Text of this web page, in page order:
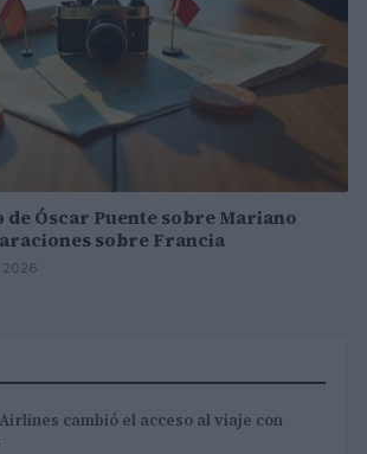
de Óscar Puente sobre Mariano
sobre Francia
2026
cambió el acceso al viaje con